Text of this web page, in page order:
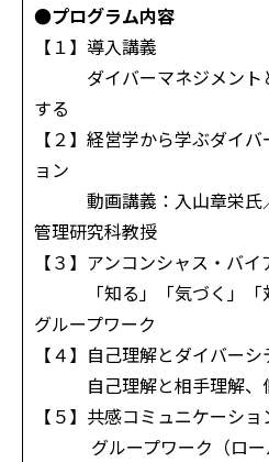
●プログラム内容
【１】導入講義
ダイバーマネジメント
する
【２】経営学から学ぶダイ
ョン
動画講義：入山章栄氏
管理研究科教授
【３】アンコンシャス・バ
「知る」「気づく」「対
グループワーク
【４】自己理解とダイバー
自己理解と相手理解、
【５】共感コミュニケーショ
グループワーク（ロール